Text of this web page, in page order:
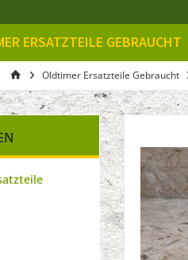
ERSATZTEILE GEBRAUCHT
Oldtimer Ersatzteile Gebraucht